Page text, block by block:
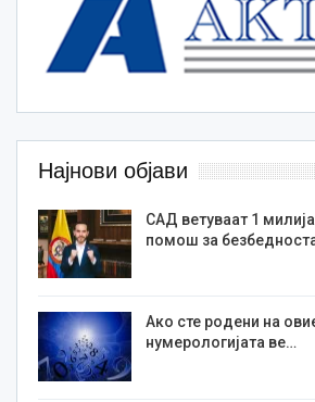
Најнови објави
САД ветуваат 1
помош за
Ако сте родени на
нумерологијата ве…